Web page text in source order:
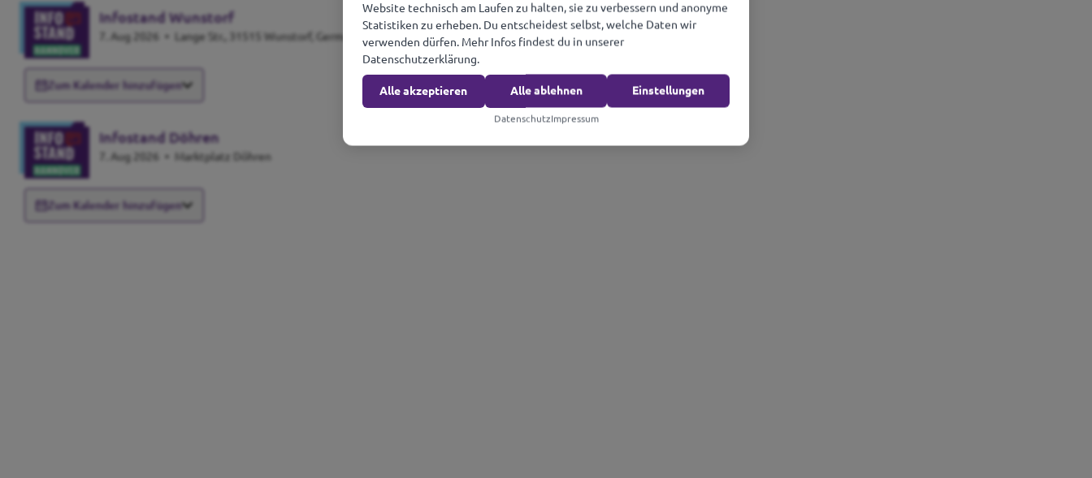
Infostand Wunstorf
7. Aug 2026 • Lange Str., 31515 Wunstorf, Germany
Zum Kalender hinzufügen
Infostand Döhren
7. Aug 2026 • Marktplatz Döhren
Zum Kalender hinzufügen
Website technisch am Laufen zu halten, sie zu verbessern und anonyme
Statistiken zu erheben. Du entscheidest selbst, welche Daten wir
verwenden dürfen. Mehr Infos findest du in unserer
Datenschutzerklärung.
Alle akzeptieren Alle ablehnen Einstellungen
DatenschutzImpressum